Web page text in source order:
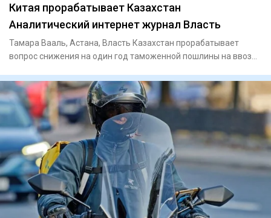
Китая прорабатывает Казахстан
Аналитический интернет журнал Власть
Тамара Вааль, Астана, Власть Казахстан прорабатывает
вопрос снижения на один год таможенной пошлины на ввоз